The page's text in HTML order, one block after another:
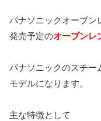
パナソニックオーブン
発売予定のオーブンレ
パナソニックのスチー
モデルになります。
主な特徴として